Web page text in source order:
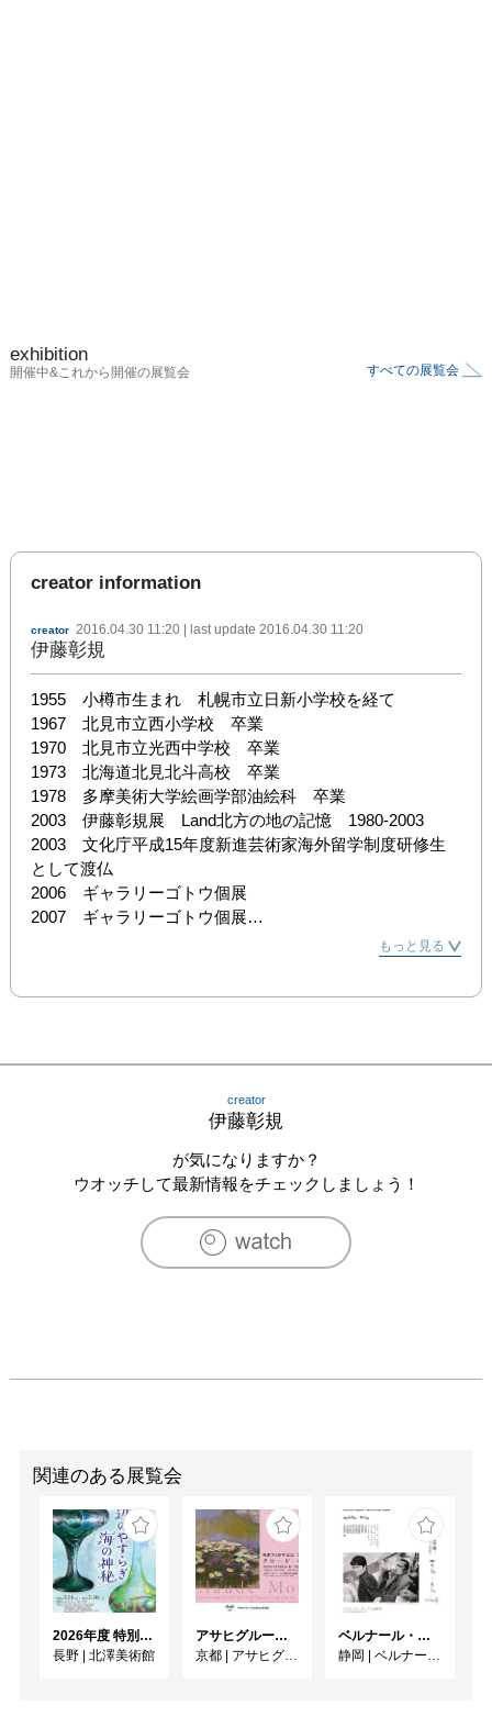
exhibition
開催中&これから開催の展覧会 すべての展覧会
creator information
creator 2016.04.30 11:20 | last update 2016.04.30 11:20
伊藤彰規
1955　小樽市生まれ　札幌市立日新小学校を経て
1967　北見市立西小学校　卒業
1970　北見市立光西中学校　卒業
1973　北海道北見北斗高校　卒業
1978　多摩美術大学絵画学部油絵科　卒業
2003　伊藤彰規展　Land北方の地の記憶　1980-2003
2003　文化庁平成15年度新進芸術家海外留学制度研修生
として渡仏
2006　ギャラリーゴトウ個展
2007　ギャラリーゴトウ個展
2013　ギャラリーゴトウ個展
もっと見る
creator
伊藤彰規
が気になりますか？
ウオッチして最新情報をチェックしましょう！
関連のある展覧会
2026年度 特別展「ガレとドーム、アール･ヌーヴォーのガラス 水辺のやすらぎ、海の神秘」
長野 | 北澤美術館
アサヒグループ大山崎山荘美術館 開館30周年記念展「没後100年 クロード・モネ」
京都 | アサヒグループ大山崎山荘美術館
ベルナール・ビュフェと写真 ーカメラがとらえたビュフェとその時代、そして21 世紀へ
静岡 | ベルナール・ビュフェ美術館